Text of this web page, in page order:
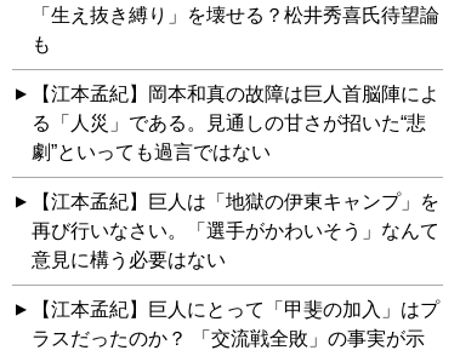
「生え抜き縛り」を壊せる？松井秀喜氏待望論
も
【江本孟紀】岡本和真の故障は巨人首脳陣によ
る「人災」である。見通しの甘さが招いた“悲
劇”といっても過言ではない
【江本孟紀】巨人は「地獄の伊東キャンプ」を
再び行いなさい。「選手がかわいそう」なんて
意見に構う必要はない
【江本孟紀】巨人にとって「甲斐の加入」はプ
ラスだったのか？ 「交流戦全敗」の事実が示